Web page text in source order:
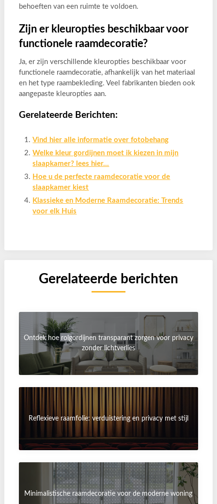
behoeften van een ruimte te voldoen.
Zijn er kleuropties beschikbaar voor
functionele raamdecoratie?
Ja, er zijn verschillende kleuropties beschikbaar voor
functionele raamdecoratie, afhankelijk van het materiaal
en het type raambekleding. Veel fabrikanten bieden ook
aangepaste kleuropties aan.
Gerelateerde Berichten:
Vind hier alle informatie over fotobehang
Welke kleur gordijnen moet ik kiezen in mijn
slaapkamer? lees hier…
Hoe u de perfecte raamdecoratie voor de
slaapkamer kiest
Klassieke en Moderne Raamdecoratie: Trends
voor elk Huis
Gerelateerde berichten
Ontdek hoe rolgordijnen transparant zorgen voor privacy
zonder lichtverlies
Reflexieve raamfolie: verduistering en privacy met stijl
Minimalistische raamdecoratie voor de moderne woning